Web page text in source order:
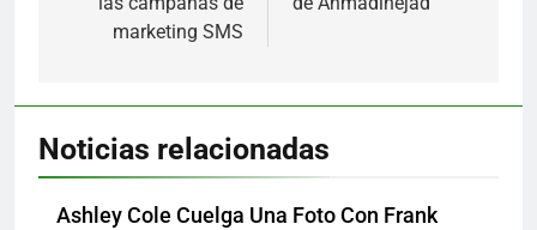
marketing SMS
Noticias relacionadas
Ashley Cole Cuelga Una Foto Con Frank